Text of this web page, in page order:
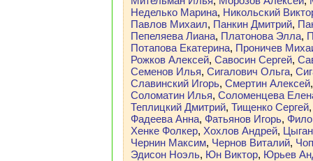
Неделько Марина, Никольский
Павлов Михаил, Панкин Дмитрий,
Пепеляева Лиана, Платонова Элла,
Потапова Екатерина, Проничев
Рожков Алексей, Савосин Сергей,
Семенов Илья, Сигалович Ольга,
Славинский Игорь, Смертин Алексей
Соломатин Илья, Соломенцева
Теплицкий Дмитрий, Тищенко Сергей
Фадеева Анна, Фатьянов Игорь,
Хенке Фолкер, Хохлов Андрей,
Чернин Максим, Чернов Виталий,
Эдисон Ноэль, Юн Виктор, Юрьев